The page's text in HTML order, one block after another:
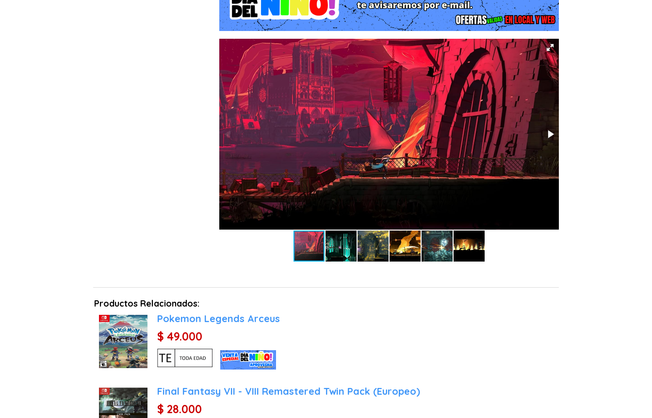
El protagonista es Leonidas Belmont, un guerrero que debe cargar con el peso de su apellido y el
látigo sagrado, el Vampire Killer. La narrativa se aleja de la linealidad absoluta para presentar una
personajes secundarios. A medida que Leonidas se adentra en las estancias del castillo, descubre que
la maldición no solo afecta al mundo exterior, sino que intenta quebrar la voluntad del propio linaje
Belmont. Es una historia de sacrificio, honor y horror gótico que se apoya en secuencias de arte
pixelado de alta fidelidad, luciendo espectacular en la pantalla de la Nintendo Switch.
Gameplay y Mecánicas: Acción Clásica con Toques Modernos
El sistema de juego de Castlevania: Belmont’s Curse en Nintendo Switch es una carta de amor al
género "Metroidvania", equilibrando la exploración meticulosa con el combate de precisión que
requiere reflejos de acero.
1. El Látigo y las Armas Secundarias
El control de Leonidas es deliberado y táctico. El látigo sagrado no es solo una herramienta de
ataque; gracias a las capacidades de la Switch, se ha implementado un sistema de física de impacto
que permite golpear en múltiples direcciones y usar el arma para columpiarse en ganchos
ambientales. Las armas secundarias clásicas regresan con variaciones:
El Hacha: Ideal para enemigos aéreos y con una trayectoria parabólica mejorada.
El Agua Bendita: Ahora crea un rastro de fuego purificador que persiste según el nivel de mejora.
El Reloj de Arena: Consume una gran cantidad de corazones pero permite ralentizar el tiempo para
2. El Sistema de Almas y Habilidades
equipar hasta tres almas simultáneamente, permitiendo personalizar el estilo de juego: desde un
enfoque defensivo con escudos de energía hasta uno ofensivo que invoca murciélagos o proyectiles
Productos Relacionados:
Pokemon Legends Arceus
$ 49.000
Final Fantasy VII - VIII Remastered Twin Pack (Europeo)
$ 28.000